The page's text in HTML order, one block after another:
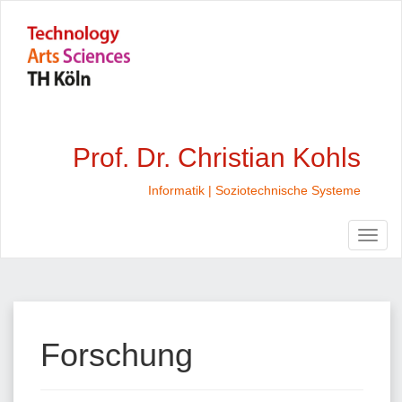
Prof. Dr. Christian Kohls
Informatik | Soziotechnische Systeme
Forschung